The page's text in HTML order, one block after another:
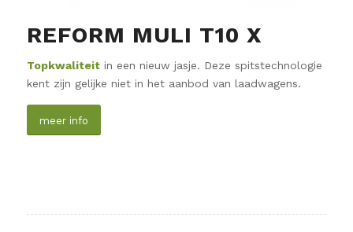
REFORM MULI T10 X
Topkwaliteitin een nieuw jasje. Deze spitstechnologie
kent zijn gelijke niet in het aanbod van laadwagens.
meer info